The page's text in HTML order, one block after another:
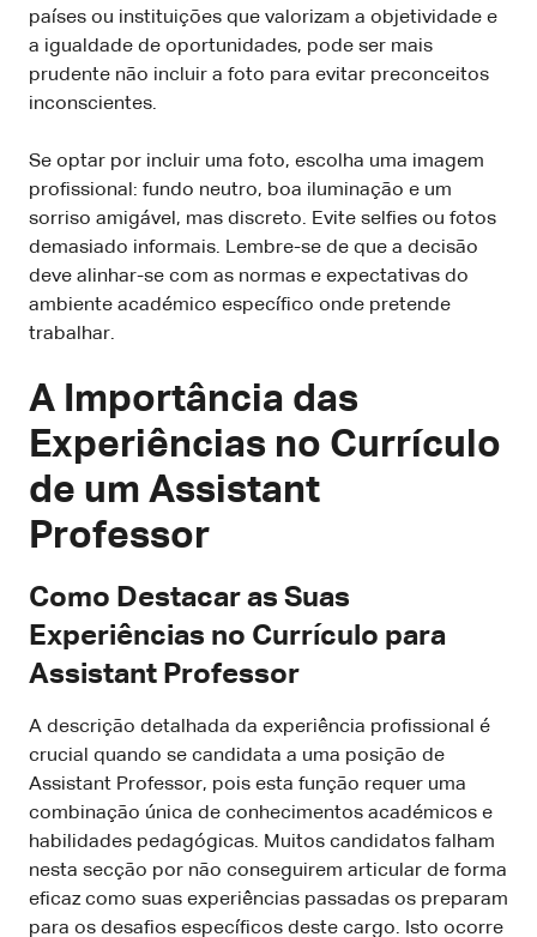
países ou instituições que valorizam a objetividade e
a igualdade de oportunidades, pode ser mais
prudente não incluir a foto para evitar preconceitos
inconscientes.
Se optar por incluir uma foto, escolha uma imagem
profissional: fundo neutro, boa iluminação e um
sorriso amigável, mas discreto. Evite selfies ou fotos
demasiado informais. Lembre-se de que a decisão
deve alinhar-se com as normas e expectativas do
ambiente académico específico onde pretende
trabalhar.
A Importância das
Experiências no Currículo
de um Assistant
Professor
Como Destacar as Suas
Experiências no Currículo para
Assistant Professor
A descrição detalhada da experiência profissional é
crucial quando se candidata a uma posição de
Assistant Professor, pois esta função requer uma
combinação única de conhecimentos académicos e
habilidades pedagógicas. Muitos candidatos falham
nesta secção por não conseguirem articular de forma
eficaz como suas experiências passadas os preparam
para os desafios específicos deste cargo. Isto ocorre